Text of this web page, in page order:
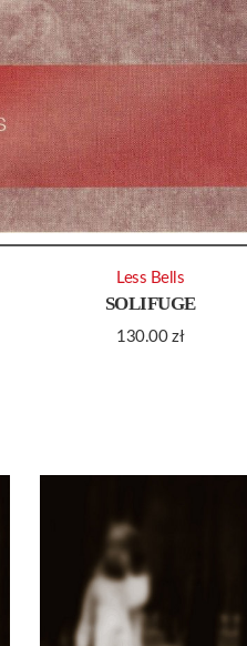
SOLIFUGE
130.00zł
Less Bells